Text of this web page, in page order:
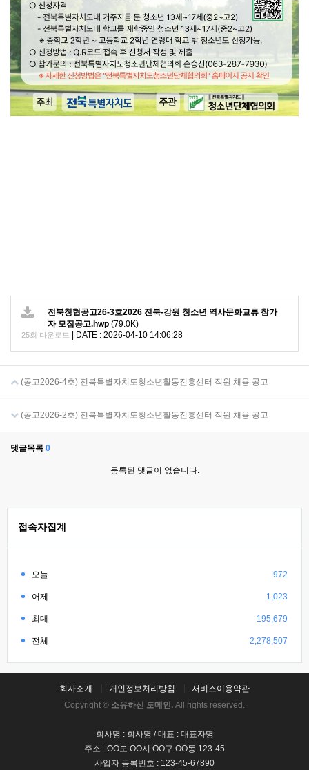
전북청협공고26-3호2026 전북-강원 청소년 역사문화교류 참가
자 모집공고.hwp (79.0K)
25회 다운로드 DATE : 2026-04-10 14:06:28
(공고2026-4호) 전북특별자치도청소년활동진흥센터 직원 채용 공고
(공고2026-2호) 전북특별자치도청소년활동진흥센터 직원 채용 공고
댓글목록 0
등록된 댓글이 없습니다.
접속자집계
오늘 972
어제 1,023
최대 195,679
전체 2,278,507
회사소개 개인정보처리방침
서비스이용약관
Copyright © 소유하신 도메인. All rights reserved.
회사명 : 회사명 / 대표 : 대표자명
주소 : OO도 OO시 OO구 OO동 123-45
사업자 등록번호 : 123-45-67890